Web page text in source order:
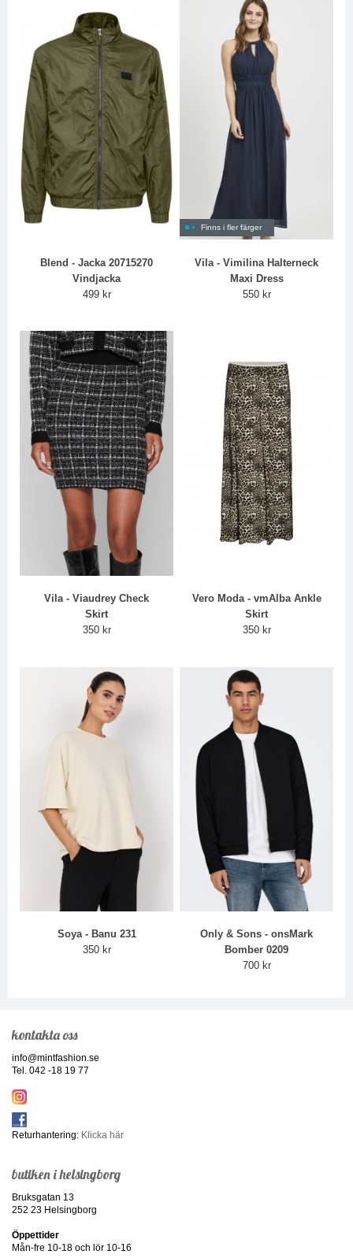
Blend - Jacka 20715270
Vindjacka
499 kr
Finns i fler färger
Vila - Vimilina Halterneck
Maxi Dress
550 kr
Vila - Viaudrey Check
Skirt
350 kr
Vero Moda - vmAlba Ankle
Skirt
350 kr
Soya - Banu 231
350 kr
Only & Sons - onsMark
Bomber 0209
700 kr
kontakta oss
info@mintfashion.se
Tel. 042 -18 19 77
Returhantering: Klicka här
butiken i helsingborg
Bruksgatan 13
252 23 Helsingborg
Öppettider
Mån-fre 10-18 och lör 10-16